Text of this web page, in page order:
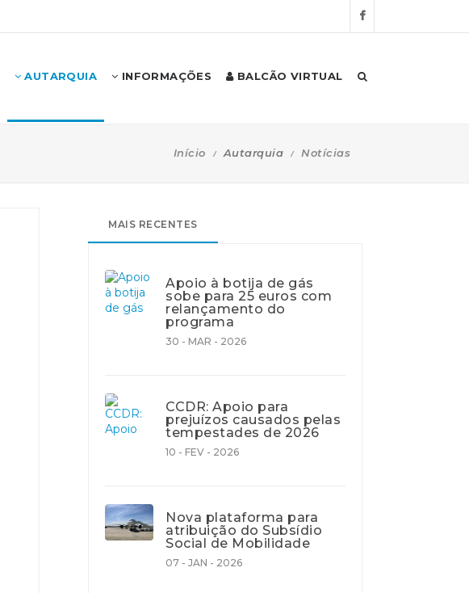
AUTARQUIA INFORMAÇÕES BALCÃO VIRTUAL
Início Autarquia Notícias
MAIS RECENTES
Apoio à botija de gás
sobe para 25 euros com
relançamento do
programa
30 - MAR - 2026
CCDR: Apoio para
prejuízos causados pelas
tempestades de 2026
10 - FEV - 2026
Nova plataforma para
atribuição do Subsídio
Social de Mobilidade
07 - JAN - 2026